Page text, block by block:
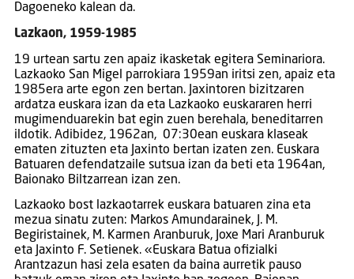
Dagoeneko kalean da.
Lazkaon, 1959-1985
19 urtean sartu zen apaiz ikasketak egitera Seminariora.
Lazkaoko San Migel parrokiara 1959an iritsi zen, apaiz eta
1985era arte egon zen bertan. Jaxintoren bizitzaren
ardatza euskara izan da eta Lazkaoko euskararen herri
mugimenduarekin bat egin zuen berehala, beneditarren
ildotik. Adibidez, 1962an, 07:30ean euskara klaseak
ematen zituzten eta Jaxinto bertan izaten zen. Euskara
Batuaren defendatzaile sutsua izan da beti eta 1964an,
Baionako Biltzarrean izan zen.
Lazkaoko bost lazkaotarrek euskara batuaren zina eta
mezua sinatu zuten: Markos Amundarainek, J. M.
Begiristainek, M. Karmen Aranburuk, Joxe Mari Aranburuk
eta Jaxinto F. Setienek. «Euskara Batua ofizialki
Arantzazun hasi zela esaten da baina aurretik pauso